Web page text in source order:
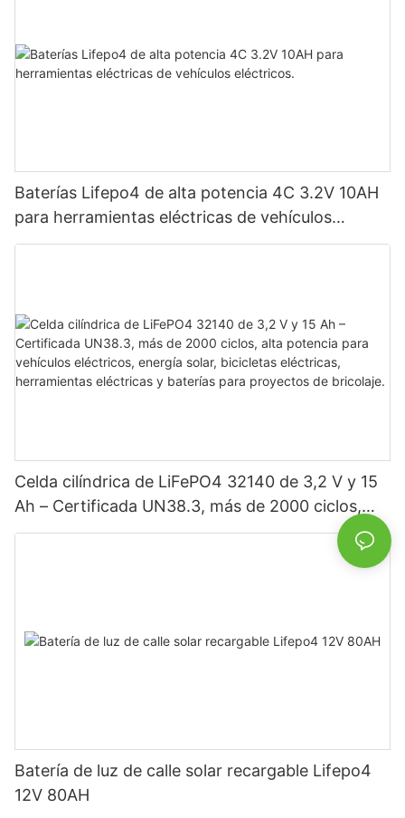
Baterías Lifepo4 de alta potencia 4C 3.2V 10AH
para herramientas eléctricas de vehículos
eléctricos.
Celda cilíndrica de LiFePO4 32140 de 3,2 V y 15
Ah – Certificada UN38.3, más de 2000 ciclos,
alta potencia para vehículos eléctricos, energía
Batería de luz de calle solar recargable Lifepo4
12V 80AH